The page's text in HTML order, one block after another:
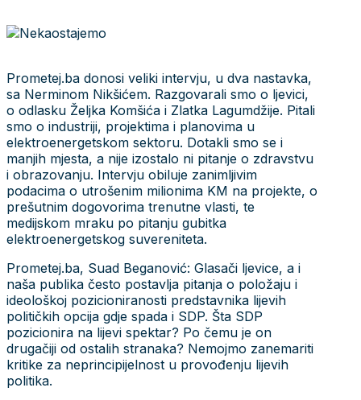
Prometej.ba donosi veliki intervju, u dva nastavka,
sa Nerminom Nikšićem. Razgovarali smo o ljevici,
o odlasku Željka Komšića i Zlatka Lagumdžije. Pitali
smo o industriji, projektima i planovima u
elektroenergetskom sektoru. Dotakli smo se i
manjih mjesta, a nije izostalo ni pitanje o zdravstvu
i obrazovanju. Intervju obiluje zanimljivim
podacima o utrošenim milionima KM na projekte, o
prešutnim dogovorima trenutne vlasti, te
medijskom mraku po pitanju gubitka
elektroenergetskog suvereniteta.
Prometej.ba, Suad Beganović: Glasači ljevice, a i
naša publika često postavlja pitanja o položaju i
ideološkoj pozicioniranosti predstavnika lijevih
političkih opcija gdje spada i SDP. Šta SDP
pozicionira na lijevi spektar? Po čemu je on
drugačiji od ostalih stranaka? Nemojmo zanemariti
kritike za neprincipijelnost u provođenju lijevih
politika.